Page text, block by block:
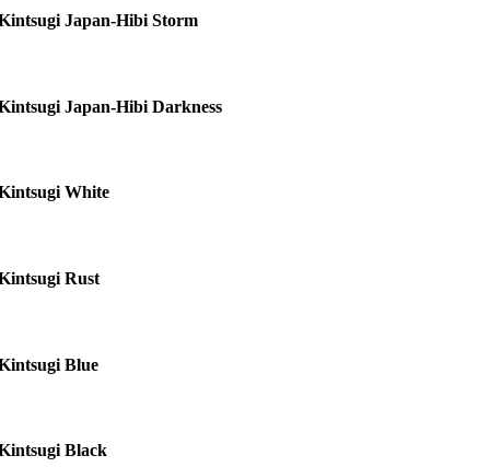
Japan-Hibi Storm
Japan-Hibi Darkness
White
Rust
Blue
Black